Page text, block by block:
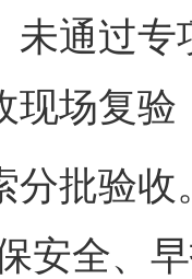
未通过
现场复
批验收
安全、